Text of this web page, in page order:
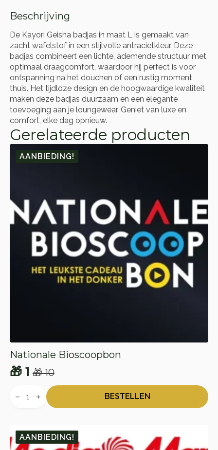
Beschrijving
De Kayori Geisha badjas in maat L is gemaakt van
zacht wafelstof in een stijlvolle antracietkleur. Deze
badjas combineert een lichte, ademende structuur met
optimaal draagcomfort, waardoor hij perfect is voor
ontspanning na het douchen of een rustig moment
thuis. Het tijdloze design en de hoogwaardige kwaliteit
maken deze badjas duurzaam en een elegante
toevoeging aan je loungewear. Geniet van luxe en
comfort, elke dag opnieuw.
Gerelateerde producten
AANBIEDING!
Nationale Bioscoopbon
🎁10
Oorspronkelijke
prijs
🎁 1
Huidige
prijs
Bioscoopbon
BESTELLEN
AANBIEDING!